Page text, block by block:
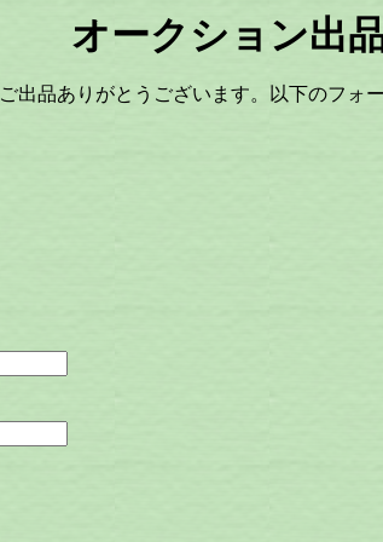
オークション出
ご出品ありがとうございます。以下のフォ